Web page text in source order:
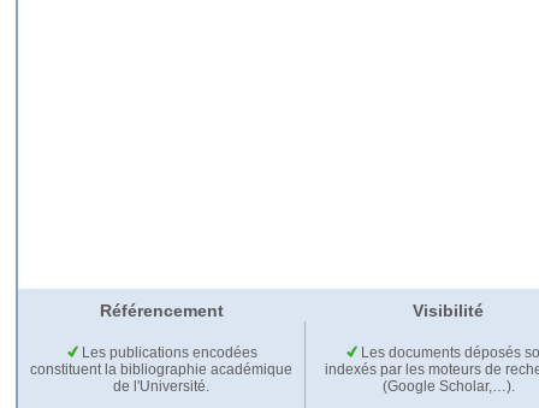
Référencement Visibilité
Les publications encodées
constituent la bibliographie académique
de l'Université.
Les documents déposés
indexés par les moteurs de
(Google Scholar,…).